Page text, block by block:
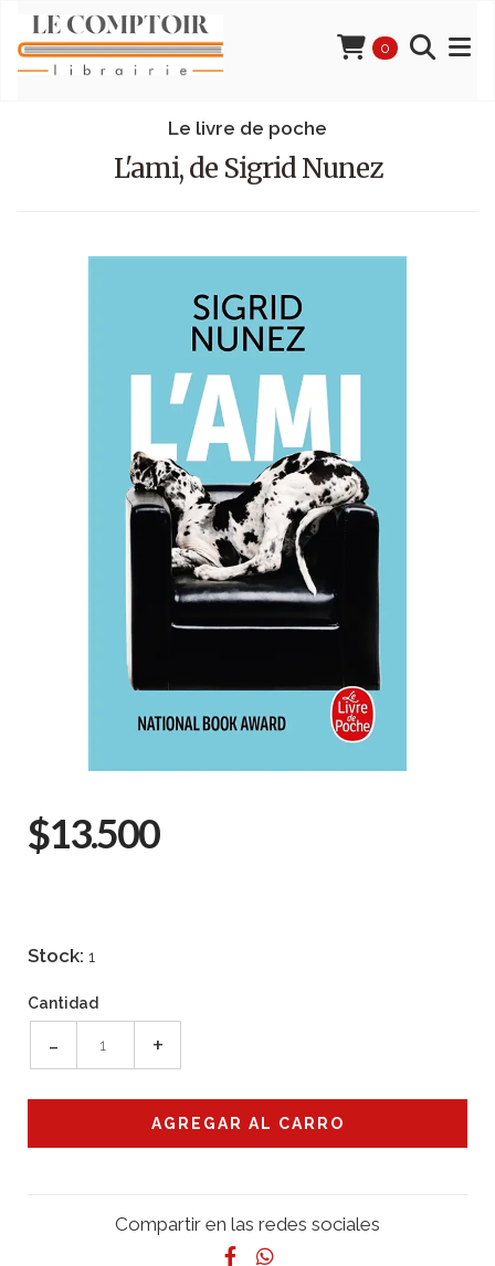
0
Le livre de poche
L'ami, de Sigrid Nunez
$13.500
Stock: 1
Cantidad
- +
Compartir en las redes sociales